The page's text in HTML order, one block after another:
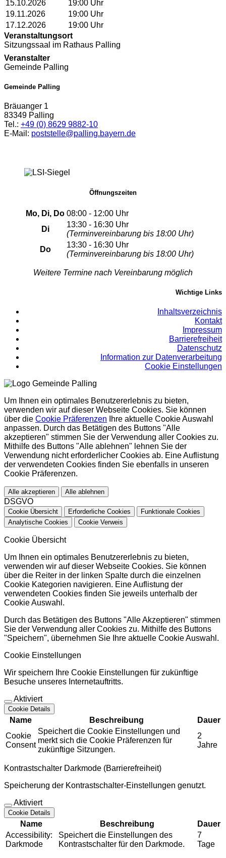
15.10.2026 19:00 Uhr
19.11.2026
19:00 Uhr
17.12.2026
19:00 Uhr
Veranstaltungsort
Sitzungssaal im Rathaus Palling
Veranstalter
Gemeinde Palling
Gemeinde Palling
Bräuanger 1
83349 Palling
Tel.: +49 (0) 8629 9882-10
E-Mail: poststelle@palling.bayern.de
Öffnungszeiten
Mo, Di, Do 08:00 - 12:00 Uhr
Di
13:30 - 16:30 Uhr
(Terminvereinbarung bis 18:00 Uhr)
Do
13:30 - 16:30 Uhr
(Terminvereinbarung bis 18:00 Uhr)
Weitere Termine nach Vereinbarung möglich
Wichtige Links
Inhaltsverzeichnis
Kontakt
Impressum
Barrierefreiheit
Datenschutz
Information zur Datenverarbeitung
Cookie Einstellungen
Um Ihnen ein optimales Benutzererlebnis zu bieten,
verwenden wir auf dieser Webseite Cookies. Sie können
über die Cookie Präferenzen Ihre aktuelle Cookie Auswahl
anpassen. Durch das Betätigen des Buttons "Alle
akzeptieren" stimmen Sie der Verwendung aller Cookies zu.
Mithilfe des Buttons "Alle ablehnen" lehnen Sie der
Verwendung nicht erforderlicher Cookies ab. Eine Auflistung
der verwendeten Cookies finden Sie ebenfalls in unseren
Cookie Präferenzen.
Alle akzeptieren Alle ablehnen
DSGVO
Cookie Übersicht Erforderliche Cookies
Funktionale Cookies
Analytische Cookies
Cookie Verweis
Cookie Übersicht
Um Ihnen ein optimales Benutzererlebnis zu bieten,
verwenden wir auf dieser Webseite Cookies. Sie können
über die Reiter in der linken Spalte durch die einzelnen
Cookie Kategorien navigieren. Eine Auflistung der
verwendeten Cookies finden Sie jeweils unterhalb der
Cookie Auswahl.
Durch das Betätigen des Buttons "Alle Akzeptieren" stimmen
Sie der Verwendung aller Cookies zu. Mithilfe des Buttons
"Speichern", übernehmen Sie Ihre aktuelle Cookie Auswahl.
Cookie Einstellungen
Wir speichern Ihre Cookie Einstellungen für zukünftige
Besuche unseres Internetauftritts.
Aktiviert
Cookie Details
Name Beschreibung
Dauer
Cookie
Consent
Speichert die Cookie Einstellungen und
merkt sich die Cookie Präferenzen für
zukünftige Sitzungen.
2
Jahre
Kontrastschalter Darkmode (Barrierefreiheit)
Speicherung der Kontrastschalter-Einstellungen genutzt.
Aktiviert
Cookie Details
Name Beschreibung
Dauer
Accessibility:
Darkmode
Speichert die Einstellungen des
Kontrastschalter für den Darkmode.
7
Tage